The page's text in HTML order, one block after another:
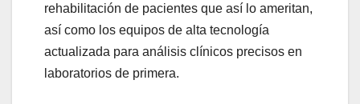
rehabilitación de pacientes que así lo ameritan,
así como los equipos de alta tecnología
actualizada para análisis clínicos precisos en
laboratorios de primera.